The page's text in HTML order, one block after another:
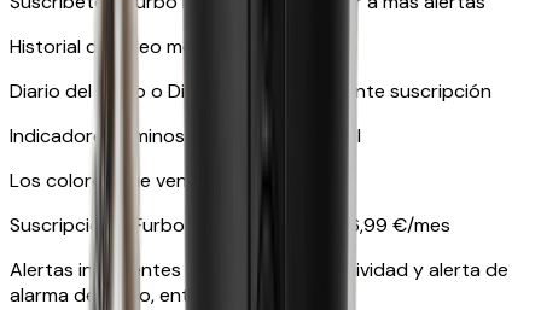
Historial de vídeo mediante suscripción
Diario del perro o Diario del gato mediante suscripción
Indicadores luminosos en amarillo y azul
Los colores que ven las mascotas
Suscripción a Furbo Nanny a partir de 6,99 €/mes
Alertas inteligentes como alerta de actividad y alerta de
alarma de humo, entre muchas otras.